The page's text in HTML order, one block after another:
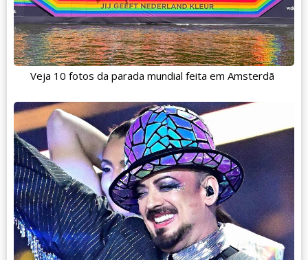
Veja 10 fotos da parada mundial feita em Amsterdã